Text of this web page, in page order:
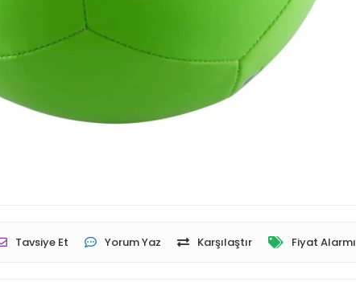
Tavsiye Et Yorum Yaz Karşılaştır Fiyat Alarmı